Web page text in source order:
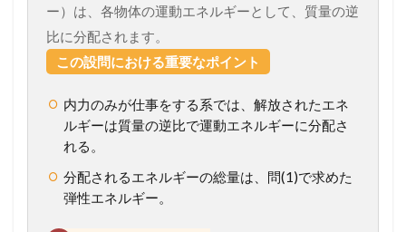
ー）は、各物体の運動エネルギーとして、質量の逆
比に分配されます。
この設問における重要なポイント
内力のみが仕事をする系では、解放されたエネ
ルギーは質量の逆比で運動エネルギーに分配さ
れる。
分配されるエネルギーの総量は、問(1)で求めた
弾性エネルギー。